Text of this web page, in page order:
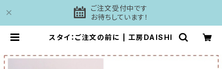
ご注文受付中です
お待ちしています！
スタイ：ご注文の前に | 工房DAISHI